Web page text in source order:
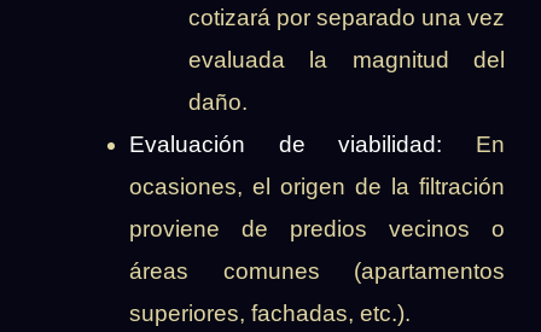
cotizará por separado una vez
evaluada la magnitud del
daño.
Evaluación de viabilidad: En
ocasiones, el origen de la filtración
proviene de predios vecinos o
áreas comunes (apartamentos
superiores, fachadas, etc.).